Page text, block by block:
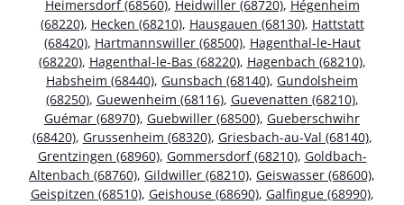
Heimersdorf (68560), Heidwiller (68720), Hégenheim
(68220), Hecken (68210), Hausgauen (68130), Hattstatt
(68420), Hartmannswiller (68500), Hagenthal-le-Haut
(68220), Hagenthal-le-Bas (68220), Hagenbach (68210),
Habsheim (68440), Gunsbach (68140), Gundolsheim
(68250), Guewenheim (68116), Guevenatten (68210),
Guémar (68970), Guebwiller (68500), Gueberschwihr
(68420), Grussenheim (68320), Griesbach-au-Val (68140),
Grentzingen (68960), Gommersdorf (68210), Goldbach-
Altenbach (68760), Gildwiller (68210), Geiswasser (68600),
Geispitzen (68510), Geishouse (68690), Galfingue (68990),